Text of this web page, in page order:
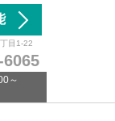
目1-22
6065
～